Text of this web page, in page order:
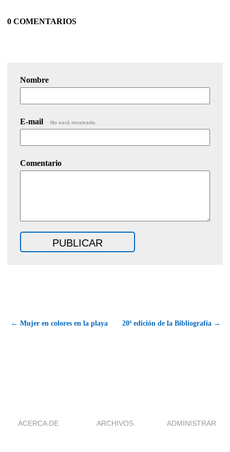
0 COMENTARIOS
Nombre
E-mail No será mostrado.
Comentario
← Mujer en colores en la playa 20ª edición de la Bibliografía →
ACERCA DE ARCHIVOS ADMINISTRAR